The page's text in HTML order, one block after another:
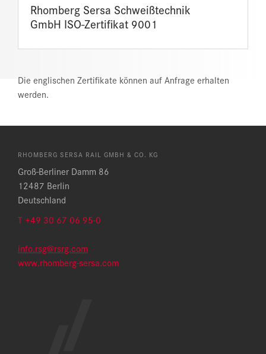
Rhomberg Sersa Schweißtechnik
GmbH ISO-Zertifikat 9001
Die englischen Zertifikate können auf Anfrage erhalten
werden.
RHOMBERG SERSA RAIL GMBH & CO. KG
Groß-Berliner Damm 86
12487 Berlin
Deutschland
T+49 30 67 06 95-0
info.rsg@rsrg.com
www.rhomberg-sersa.com